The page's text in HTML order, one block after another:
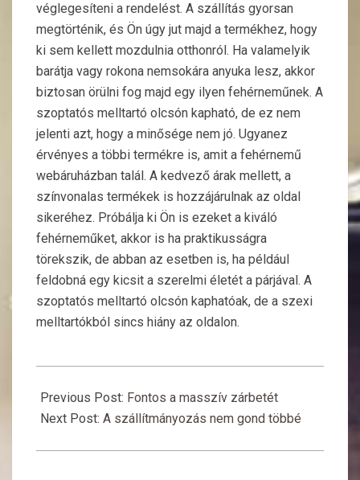
véglegesíteni a rendelést. A szállítás gyorsan
megtörténik, és Ön úgy jut majd a termékhez, hogy
ki sem kellett mozdulnia otthonról. Ha valamelyik
barátja vagy rokona nemsokára anyuka lesz, akkor
biztosan örülni fog majd egy ilyen fehérneműnek. A
szoptatós melltartó olcsón kapható, de ez nem
jelenti azt, hogy a minősége nem jó. Ugyanez
érvényes a többi termékre is, amit a fehérnemű
webáruházban talál. A kedvező árak mellett, a
színvonalas termékek is hozzájárulnak az oldal
sikeréhez. Próbálja ki Ön is ezeket a kiváló
fehérneműket, akkor is ha praktikusságra
törekszik, de abban az esetben is, ha például
feldobná egy kicsit a szerelmi életét a párjával. A
szoptatós melltartó olcsón kaphatóak, de a szexi
melltartókból sincs hiány az oldalon.
11-
27
Previous Post: Fontos a masszív zárbetét
Next Post: A szállítmányozás nem gond többé